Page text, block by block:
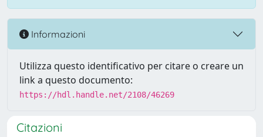
Informazioni
Utilizza questo identificativo per citare o creare un
link a questo documento:
https://hdl.handle.net/2108/46269
Citazioni